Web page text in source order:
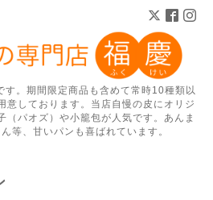
す。期間限定商品も含めて常時10種類以
意しております。当店自慢の皮にオリジ
（パオズ）や小籠包が人気です。あんま
等、甘いパンも喜ばれています。